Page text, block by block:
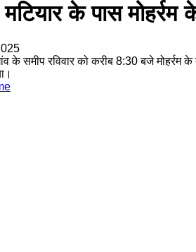
मटियार के पास
के समीप रविवार को करीब 8:30 बजे